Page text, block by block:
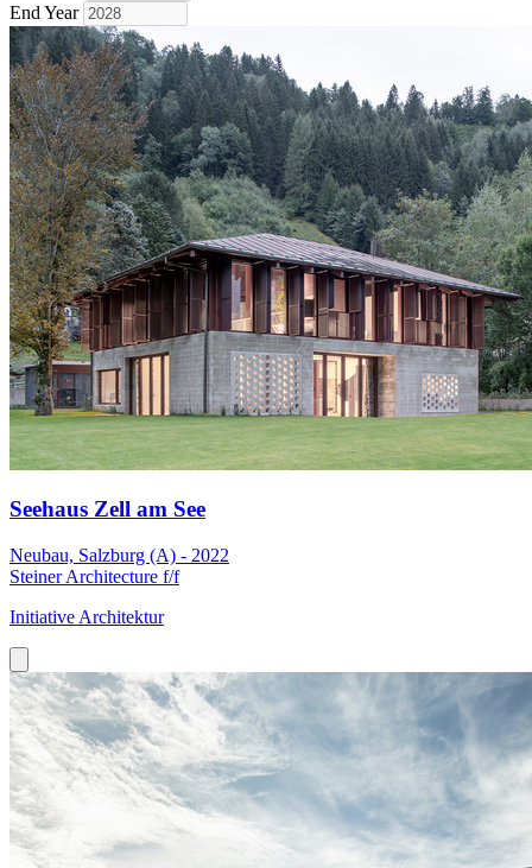
End Year
Seehaus Zell am See
Neubau, Salzburg (A) - 2022
Steiner Architecture f/f
Initiative Architektur